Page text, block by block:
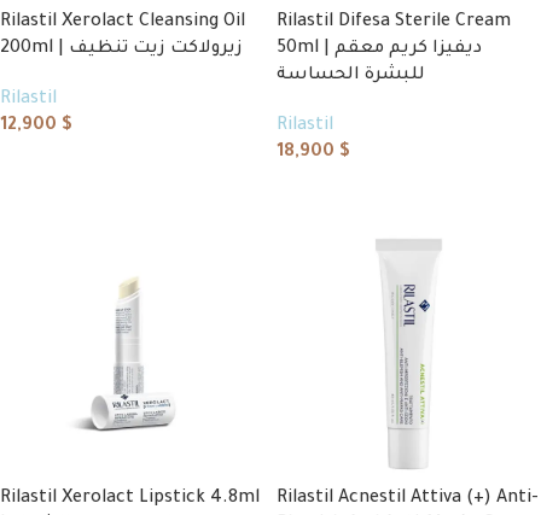
Rilastil Xerolact Cleansing Oil
200ml | زيرولاكت زيت تنظيف
Rilastil
12,900 $
Rilastil Difesa Sterile Cream
50ml | ديفيزا كريم معقم
للبشرة الحساسة
Rilastil
18,900 $
Rilastil Xerolact Lipstick 4.8ml
Rilastil Acnestil Attiva (+) Anti-